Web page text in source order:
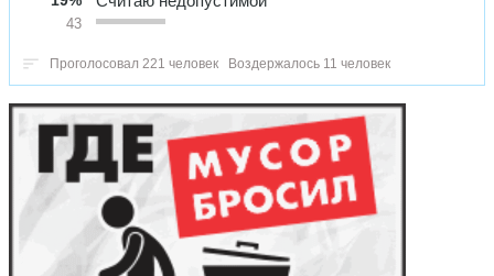
43
Проголосовал 221 человек Воздержалось 11 человек